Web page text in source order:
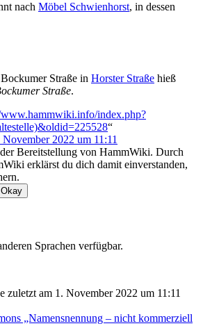
nach Möbel Schwienhorst, in dessen
Straße in Horster Straße hieß
Straße.
index.php?
“
2022 um 11:11
Bereitstellung von HammWiki. Durch
erklärst du dich damit einverstanden,
Okay
Sprachen verfügbar.
zuletzt am 1. November 2022 um 11:11
„Namensnennung – nicht kommerziell